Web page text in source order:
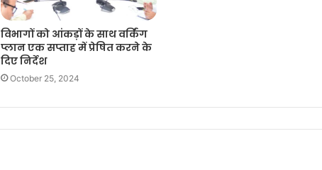
विभागों को आंकड़ों के साथ वर्किंग
प्लान एक सप्ताह में प्रेषित करने के
दिए निर्देश
October 25, 2024